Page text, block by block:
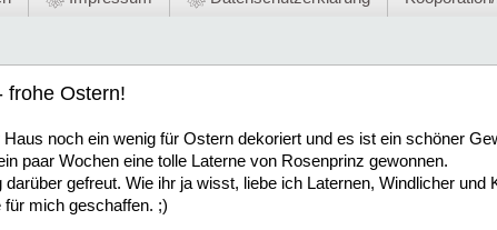
frohe Ostern!
noch ein wenig für Ostern dekoriert und es ist ein schöner
paar Wochen eine tolle Laterne von Rosenprinz gewonnen.
gefreut. Wie ihr ja wisst, liebe ich Laternen, Windlicher und
mich geschaffen. ;)